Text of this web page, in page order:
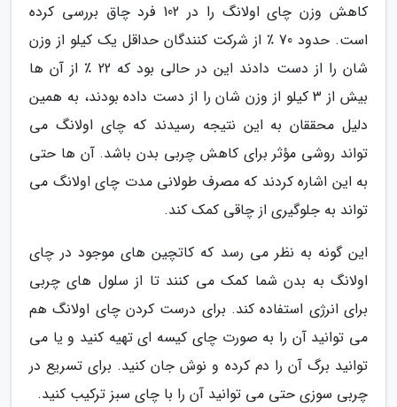
کاهش وزن چای اولانگ را در 102 فرد چاق بررسی کرده
است. حدود 70 ٪ از شرکت کنندگان حداقل یک کیلو از وزن
شان را از دست دادند این در حالی بود که 22 ٪ از آن ها
بیش از 3 کیلو از وزن شان را از دست داده بودند، به همین
دلیل محققان به این نتیجه رسیدند که چای اولانگ می
تواند روشی مؤثر برای کاهش چربی بدن باشد. آن ها حتی
به این اشاره کردند که مصرف طولانی مدت چای اولانگ می
تواند به جلوگیری از چاقی کمک کند.
این گونه به نظر می رسد که کاتچین های موجود در چای
اولانگ به بدن شما کمک می کنند تا از سلول های چربی
برای انرژی استفاده کند. برای درست کردن چای اولانگ هم
می توانید آن را به صورت چای کیسه ای تهیه کنید و یا می
توانید برگ آن را دم کرده و نوش جان کنید. برای تسریع در
چربی سوزی حتی می توانید آن را با چای سبز ترکیب کنید.